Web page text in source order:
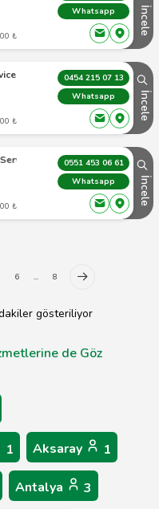
₺
Whatsapp İncele
₺
0454 215 07 13
Whatsapp
İncele
₺
0551 453 06 61
Whatsapp
İncele
6 ... 8
gösteriliyor
de Göz
1 Aksaray 1
Antalya 3